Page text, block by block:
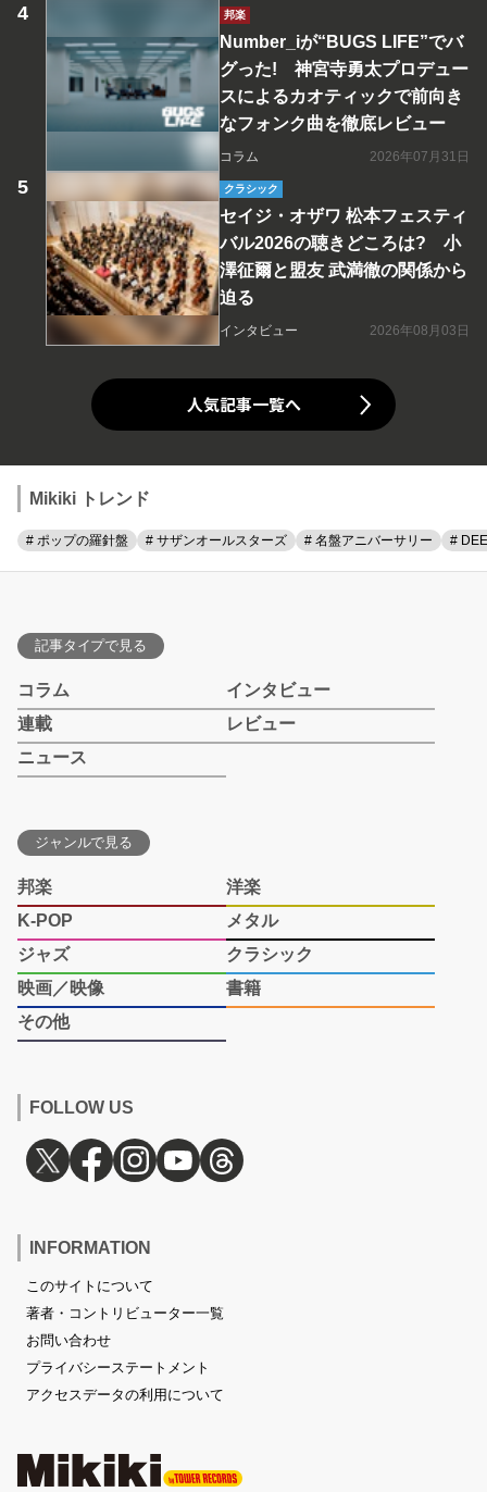
邦楽
Number_iが“BUGS LIFE”でバ
グった! 神宮寺勇太プロデュー
スによるカオティックで前向き
なフォンク曲を徹底レビュー
コラム 2026年07月31日
クラシック
セイジ・オザワ 松本フェスティ
バル2026の聴きどころは? 小
澤征爾と盟友 武満徹の関係から
迫る
インタビュー 2026年08月03日
人気記事一覧へ
Mikiki トレンド
# ポップの羅針盤 # サザンオールスターズ # 名盤アニバーサリー #
記事タイプで見る
コラム
インタビュー
連載
レビュー
ニュース
ジャンルで見る
邦楽
洋楽
K-POP
メタル
ジャズ
クラシック
映画／映像
書籍
その他
FOLLOW US
INFORMATION
このサイトについて
著者・コントリビューター一覧
お問い合わせ
プライバシーステートメント
アクセスデータの利用について